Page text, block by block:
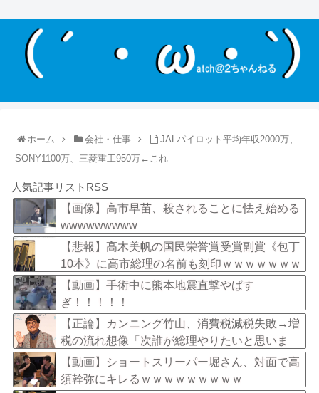
ホーム 会社・仕事
JALパイロット平均年収2000万、
SONY1100万、三菱重工950万←これ
人気記事リストRSS
【画像】高市早苗、殺されることに怯え始める
wwwwwwwww
【悲報】高木美帆の国民栄誉賞受賞副賞《包丁
10本》に高市総理の名前も刻印ｗｗｗｗｗｗｗ
ｗｗ
【動画】手術中に熊本地震直撃やばす
ぎ！！！！！
【正論】カンニング竹山、消費税減税失敗→増
税の流れ想像「次誰が総理やりたいと思いま
す？」
【動画】ショートスリーパー堀さん、対面で高
須幹弥にキレるｗｗｗｗｗｗｗｗｗ